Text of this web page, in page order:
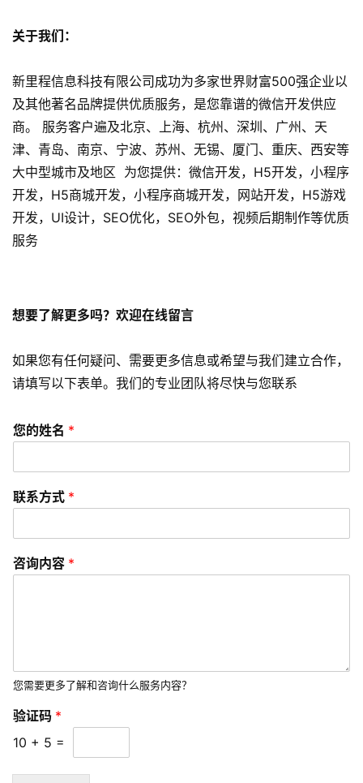
信
开
小
程
序
开
发
网
站
e
o
优
字
营
A
P
短
频
关于我们：
新里程信息科技有限公司成功为多家世界财富500强企业以
及其他著名品牌提供优质服务，是您靠谱的微信开发供应
商。 服务客户遍及北京、上海、杭州、深圳、广州、天
津、青岛、南京、宁波、苏州、无锡、厦门、重庆、西安等
大中型城市及地区 为您提供：微信开发，H5开发，小程序
开发，H5商城开发，小程序商城开发，网站开发，H5游戏
开发，UI设计，SEO优化，SEO外包，视频后期制作等优质
服务
想要了解更多吗？欢迎在线留言
如果您有任何疑问、需要更多信息或希望与我们建立合作，
请填写以下表单。我们的专业团队将尽快与您联系
您的姓名 *
联系方式 *
咨询内容 *
您需要更多了解和咨询什么服务内容？
验证码 *
10 + 5 =